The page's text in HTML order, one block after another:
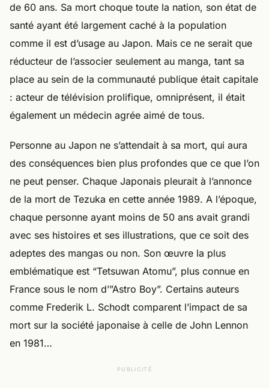
de 60 ans. Sa mort choque toute la nation, son état de
santé ayant été largement caché à la population
comme il est d’usage au Japon. Mais ce ne serait que
réducteur de l’associer seulement au manga, tant sa
place au sein de la communauté publique était capitale
: acteur de télévision prolifique, omniprésent, il était
également un médecin agrée aimé de tous.
Personne au Japon ne s’attendait à sa mort, qui aura
des conséquences bien plus profondes que ce que l’on
ne peut penser. Chaque Japonais pleurait à l’annonce
de la mort de Tezuka en cette année 1989. A l’époque,
chaque personne ayant moins de 50 ans avait grandi
avec ses histoires et ses illustrations, que ce soit des
adeptes des mangas ou non. Son œuvre la plus
emblématique est “Tetsuwan Atomu”, plus connue en
France sous le nom d’”Astro Boy”. Certains auteurs
comme Frederik L. Schodt comparent l’impact de sa
mort sur la société japonaise à celle de John Lennon
en 1981…
PUBLICITÉ